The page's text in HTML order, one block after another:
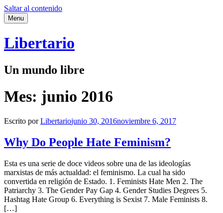
Saltar al contenido
Menu
Libertario
Un mundo libre
Mes: junio 2016
Escrito porLibertariojunio 30, 2016noviembre 6, 2017
Why Do People Hate Feminism?
Esta es una serie de doce videos sobre una de las ideologías
marxistas de más actualdad: el feminismo. La cual ha sido
convertida en religión de Estado. 1. Feminists Hate Men 2. The
Patriarchy 3. The Gender Pay Gap 4. Gender Studies Degrees 5.
Hashtag Hate Group 6. Everything is Sexist 7. Male Feminists 8.
[…]